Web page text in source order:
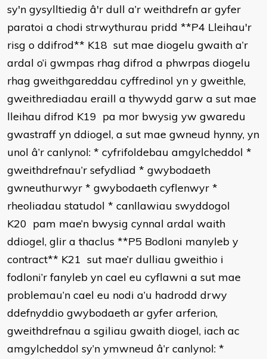
sy'n gysylltiedig â'r dull a’r weithdrefn ar gyfer
paratoi a chodi strwythurau pridd **P4 Lleihau'r
risg o ddifrod** K18 sut mae diogelu gwaith a’r
ardal o’i gwmpas rhag difrod a phwrpas diogelu
rhag gweithgareddau cyffredinol yn y gweithle,
gweithrediadau eraill a thywydd garw a sut mae
lleihau difrod K19 pa mor bwysig yw gwaredu
gwastraff yn ddiogel, a sut mae gwneud hynny, yn
unol â’r canlynol: * cyfrifoldebau amgylcheddol *
gweithdrefnau’r sefydliad * gwybodaeth
gwneuthurwyr * gwybodaeth cyflenwyr *
rheoliadau statudol * canllawiau swyddogol
K20 pam mae’n bwysig cynnal ardal waith
ddiogel, glir a thaclus **P5 Bodloni manyleb y
contract** K21 sut mae’r dulliau gweithio i
fodloni’r fanyleb yn cael eu cyflawni a sut mae
problemau’n cael eu nodi a’u hadrodd drwy
ddefnyddio gwybodaeth ar gyfer arferion,
gweithdrefnau a sgiliau gwaith diogel, iach ac
amgylcheddol sy’n ymwneud â’r canlynol: *